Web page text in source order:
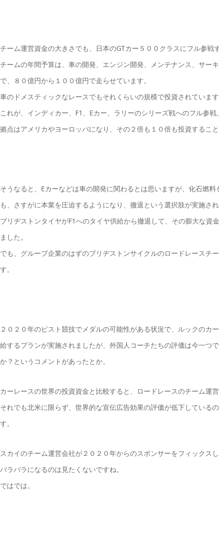
チーム運営資金の大きさでも、日本のGTカー５００クラスにフル参
チームの年間予算は、車の開発、エンジン開発、メンテナンス、サー
で、８０億円から１００億円で走らせています。
車のドメスティックなレースでもそれくらいの規模で投資されていま
これが、インディカー、F1、Eカー、ラリーのシリーズ戦へのフル参
拠点はアメリカやヨーロッパになり、その２倍も１０倍も投資するこ
そうなると、Eカーなどは車の開発に関わるとは思いますが、化石燃
も、さすがに本業を圧迫するようになり、撤退という選択肢が実施さ
ブリヂストンタイヤがF1へのタイヤ供給から撤退して、その膨大な
ました。
でも、グループ企業のはずのブリヂストンサイクルのロードレースチ
す。
２０２０年のピスト競技でメダルの可能性がある状況で、ルックのカ
給するプランが実施されましたが、外国人コーチたちの評価は今一つ
か？というコメントがあったとか。
カーレースの世界の投資資金と比較すると、ロードレースのチーム運
それでも北米に限らず、世界的な宣伝広告効果の評価が低下している
す。
スカイのチーム運営会社が２０２０年からのスポンサーをフィックス
バラバラになるのは見たくないですね。
ではでは。